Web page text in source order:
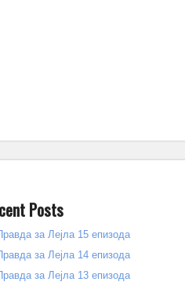
Posts
за Лејла 15 епизода
за Лејла 14 епизода
за Лејла 13 епизода